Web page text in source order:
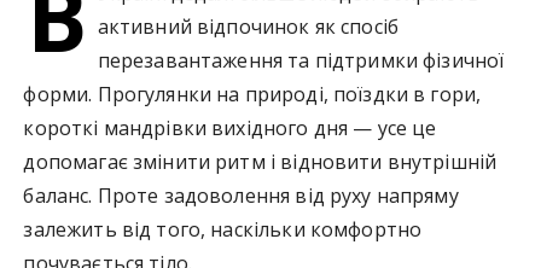
активний відпочинок як спосіб
перезавантаження та підтримки фізичної
форми. Прогулянки на природі, поїздки в гори,
короткі мандрівки вихідного дня — усе це
допомагає змінити ритм і відновити внутрішній
баланс. Проте задоволення від руху напряму
залежить від того, наскільки комфортно